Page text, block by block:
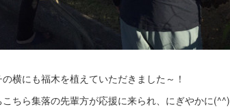
横にも福木を植えていただきました～！
ちら集落の先輩方が応援に来られ、にぎやかに(^^)